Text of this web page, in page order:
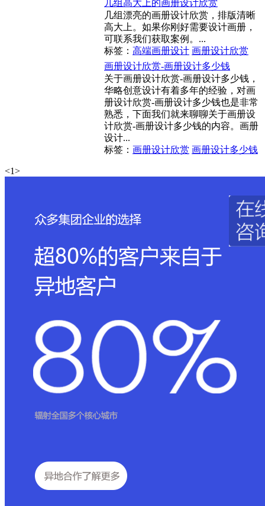
几组高大上的画册设计欣赏
几组漂亮的画册设计欣赏，排版清晰
高大上。如果你刚好需要设计画册，
可联系我们获取案例。...
标签： 高端画册设计 画册设计欣赏
画册设计欣赏-画册设计多少钱
关于画册设计欣赏-画册设计多少钱，
华略创意设计有着多年的经验，对画
册设计欣赏-画册设计多少钱也是非常
熟悉，下面我们就来聊聊关于画册设
计欣赏-画册设计多少钱的内容。画册
设计...
标签： 画册设计欣赏 画册设计多少钱
<1>